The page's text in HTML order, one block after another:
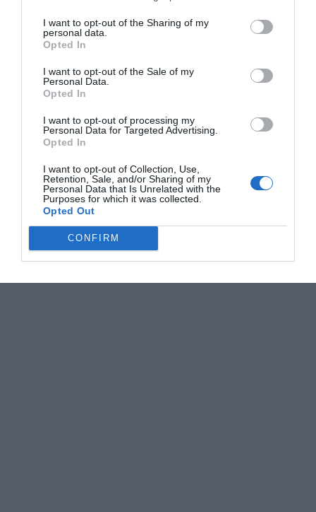
I want to opt-out of the Sharing of my
personal data.
Opted In
I want to opt-out of the Sale of my
Personal Data.
Opted In
I want to opt-out of processing my
Personal Data for Targeted Advertising.
Opted In
I want to opt-out of Collection, Use,
Retention, Sale, and/or Sharing of my
Personal Data that Is Unrelated with the
Purposes for which it was collected.
Opted Out
CONFIRM